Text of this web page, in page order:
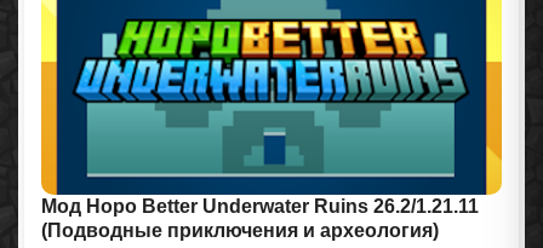
Мод Hopo Better Underwater Ruins 26.2/1.21.11
(Подводные приключения и археология)